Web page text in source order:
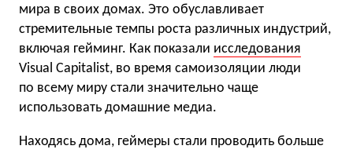
мира в своих домах. Это обуславливает
стремительные темпы роста различных индустрий,
включая гейминг. Как показали исследования
Visual Capitalist, во время самоизоляции люди
по всему миру стали значительно чаще
использовать домашние медиа.
Находясь дома, геймеры стали проводить больше